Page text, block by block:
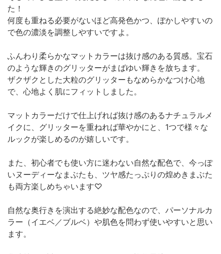
た！
何度も重ねる必要がないほど高発色かつ、ぼかしやすいの
で色の濃淡を調整しやすいですよ。
ふんわり柔らかなマットカラーは抜け感のある質感。宝石
のような輝きのグリッターがまばゆい輝きを放ちます。
ザクザクとした大粒のグリッターもなめらかなつけ心地
で、心地よく肌にフィットしました。
マットカラーだけで仕上げれば抜け感のあるナチュラルメ
イクに、グリッターを重ねれば華やかにと、1つで様々な
ルックが楽しめるのが嬉しいです。
また、初心者でも使い方に迷わない自然な配色で、今っぽ
いヌーディーなまぶたも、ツヤ感たっぷりの煌めきまぶた
も両方楽しめちゃいます♡
自然な奥行きを演出する絶妙な配色なので、パーソナルカ
ラー（イエベ／ブルベ）や肌色を問わず使いやすいと思い
ます。